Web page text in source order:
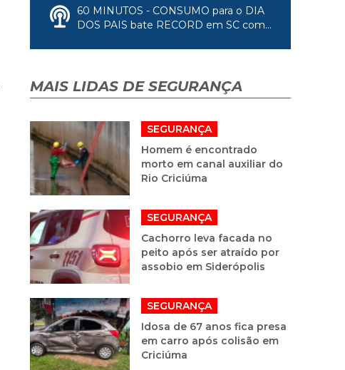
60 MINUTOS - CONSUMO para o DIA
DOS PAIS bate RECORD em SC com...
MAIS LIDAS DE SEGURANÇA
SEGURANÇA
Homem é encontrado
morto em canal auxiliar do
Rio Criciúma
SEGURANÇA
Cachorro leva facada no
peito após ser atraído por
assobio em Siderópolis
SEGURANÇA
Idosa de 67 anos fica presa
em carro após colisão em
Criciúma